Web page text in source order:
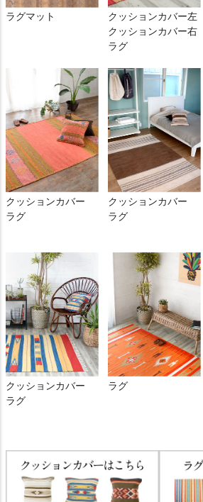
ラグマット
クッションカバー左
クッションカバー右
ラグ
クッションカバー
ラグ
クッションカバー
ラグ
クッションカバー
ラグ
ラグ